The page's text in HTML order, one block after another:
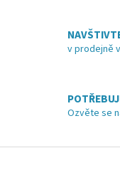
v prodejně
Ozvěte se
Z